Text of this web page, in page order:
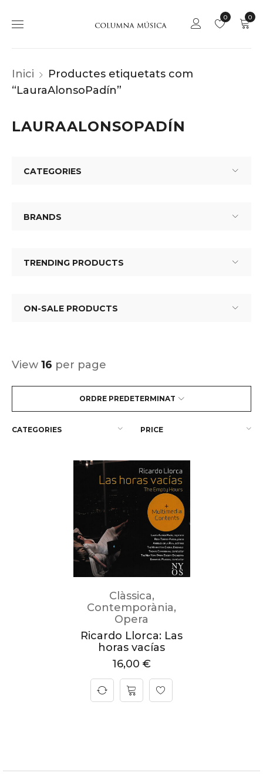
0
0
Inici
Productes etiquetats com
“LauraAlonsoPadín”
LAURAALONSOPADÍN
CATEGORIES
BRANDS
TRENDING PRODUCTS
ON-SALE PRODUCTS
ORDRE PREDETERMINAT
View 16 per page
CATEGORIES PRICE
Clàssica,
Contemporània,
Opera
Ricardo Llorca: Las
horas vacías
16,00 €